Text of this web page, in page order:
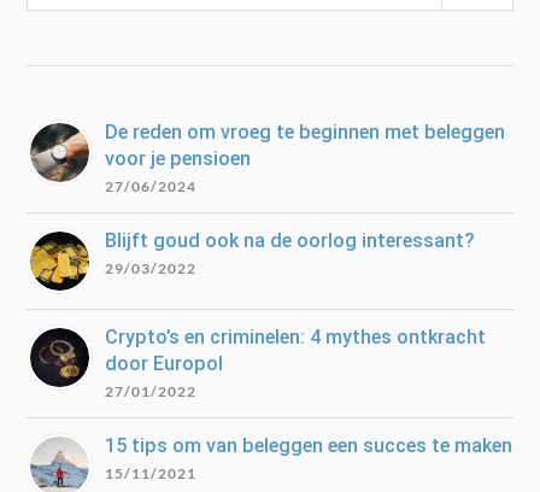
De reden om vroeg te beginnen met beleggen
voor je pensioen
27/06/2024
Blijft goud ook na de oorlog interessant?
29/03/2022
Crypto’s en criminelen: 4 mythes ontkracht
door Europol
27/01/2022
15 tips om van beleggen een succes te maken
15/11/2021